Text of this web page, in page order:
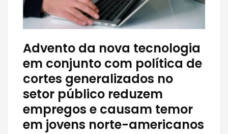
Advento da nova tecnologia
em conjunto com política de
cortes generalizados no
setor público reduzem
empregos e causam temor
em jovens norte-americanos